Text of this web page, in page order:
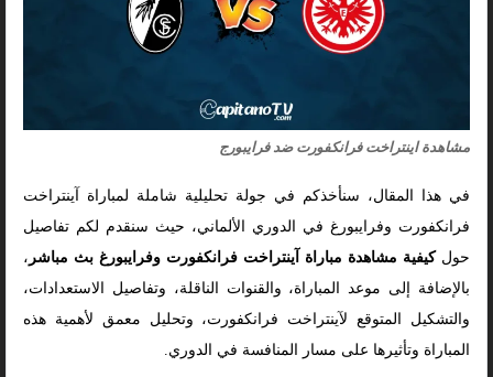
مشاهدة اينتراخت فرانكفورت ضد فرايبورج
في هذا المقال، سنأخذكم في جولة تحليلية شاملة لمباراة آينتراخت
فرانكفورت وفرايبورغ في الدوري الألماني، حيث سنقدم لكم تفاصيل
حولكيفية مشاهدة مباراة آينتراخت فرانكفورت وفرايبورغ بث مباشر ،
بالإضافة إلى موعد المباراة، والقنوات الناقلة، وتفاصيل الاستعدادات،
والتشكيل المتوقع لآينتراخت فرانكفورت، وتحليل معمق لأهمية هذه
المباراة وتأثيرها على مسار المنافسة في الدوري.